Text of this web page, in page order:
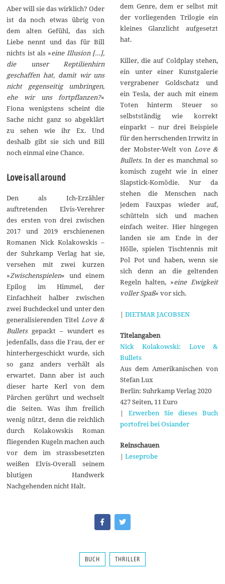
Aber will sie das wirklich? Oder
ist da noch etwas übrig von
dem alten Gefühl, das sich
Liebe nennt und das für Bill
nichts ist als »eine Illusion […],
die unser Reptilienhirn
geschaffen hat, damit wir uns
nicht gegenseitig umbringen,
ehe wir uns fortpflanzen?«
Fiona wenigstens scheint die
Sache nicht ganz so abgeklärt
zu sehen wie ihr Ex. Und
deshalb gibt sie sich und Bill
noch einmal eine Chance.
Love is all around
Den als Ich-Erzähler
auftretenden Elvis-Verehrer
des ersten von drei zwischen
2017 und 2019 erschienenen
Romanen Nick Kolakowskis –
der Suhrkamp Verlag hat sie,
versehen mit zwei kurzen
»Zwischenspielen« und einem
Epilog im Himmel, der
Einfachheit halber zwischen
zwei Buchdeckel und unter den
generalisierenden TitelLove &
Bulletsgepackt – wundert es
jedenfalls, dass die Frau, der er
hinterhergeschickt wurde, sich
so ganz anders verhält als
erwartet. Dann aber ist auch
dieser harte Kerl von dem
Pärchen gerührt und wechselt
die Seiten. Was ihm freilich
wenig nützt, denn die reichlich
durch Kolakowskis Roman
fliegenden Kugeln machen auch
vor dem im strassbesetzten
weißen Elvis-Overall seinem
blutigen Handwerk
Nachgehenden nicht Halt.
dem Genre, dem er selbst mit
der vorliegenden Trilogie ein
kleines Glanzlicht aufgesetzt
hat.
Killer, die auf Coldplay stehen,
ein unter einer Kunstgalerie
vergrabener Goldschatz und
ein Tesla, der auch mit einem
Toten hinterm Steuer so
selbstständig wie korrekt
einparkt – nur drei Beispiele
für den herrschenden Irrwitz in
der Mobster-Welt von Love &
Bullets. In der es manchmal so
komisch zugeht wie in einer
Slapstick-Komödie. Nur da
stehen die Menschen nach
jedem Fauxpas wieder auf,
schütteln sich und machen
einfach weiter. Hier hingegen
landen sie am Ende in der
Hölle, spielen Tischtennis mit
Pol Pot und haben, wenn sie
sich denn an die geltenden
Regeln halten, »eine Ewigkeit
voller Spaß« vor sich.
| DIETMAR JACOBSEN
Titelangaben
Nick Kolakowski: Love &
Bullets
Aus dem Amerikanischen von
Stefan Lux
Berlin: Suhrkamp Verlag 2020
427 Seiten, 11 Euro
| Erwerben Sie dieses Buch
portofrei bei Osiander
Reinschauen
| Leseprobe
BUCH THRILLER